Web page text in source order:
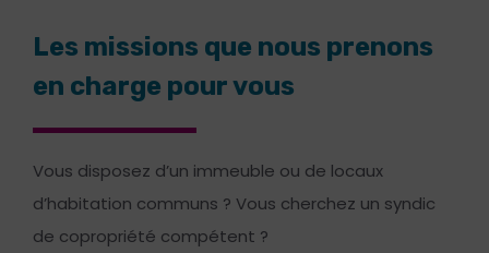
Les missions que nous prenons
en charge pour vous
Vous disposez d’un immeuble ou de locaux
d’habitation communs ? Vous cherchez un syndic
de copropriété compétent ?